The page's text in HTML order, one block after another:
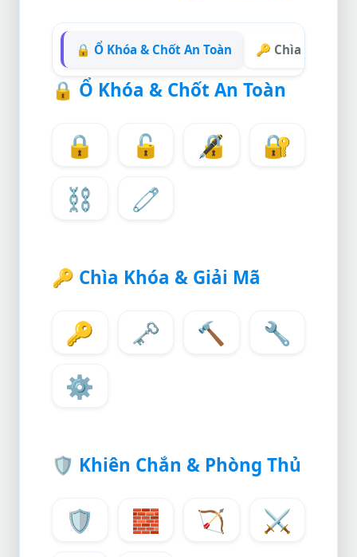
🔒 Ổ Khóa & Chốt An Toàn 🔑 Chìa Khóa &
🔒 Ổ Khóa & Chốt An Toàn
🔒 🔓 🔏
🔐
⛓️
🧷
🔑 Chìa Khóa & Giải Mã
🔑 🗝️ 🔨
🔧
⚙️
🛡️ Khiên Chắn & Phòng Thủ
🛡️ 🧱 🏹
⚔️